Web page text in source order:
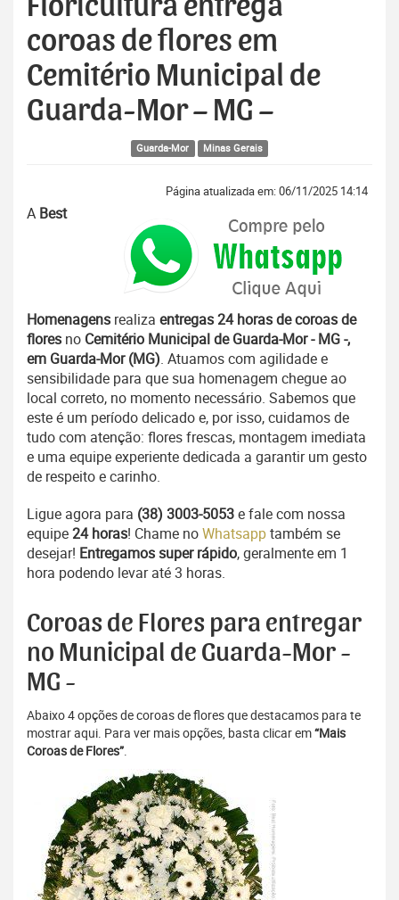
Floricultura entrega
coroas de flores em
Cemitério Municipal de
Guarda-Mor – MG –
Guarda-Mor Minas Gerais
Página atualizada em: 06/11/2025 14:14
A Best
Homenagens realiza entregas 24 horas de coroas de
flores no Cemitério Municipal de Guarda-Mor - MG -,
em Guarda-Mor (MG). Atuamos com agilidade e
sensibilidade para que sua homenagem chegue ao
local correto, no momento necessário. Sabemos que
este é um período delicado e, por isso, cuidamos de
tudo com atenção: flores frescas, montagem imediata
e uma equipe experiente dedicada a garantir um gesto
de respeito e carinho.
Ligue agora para (38) 3003-5053e fale com nossa
equipe24 horas! Chame noWhatsapptambém se
desejar! Entregamos super rápido, geralmente em 1
hora podendo levar até 3 horas.
Coroas de Flores para entregar
no Municipal de Guarda-Mor -
MG -
Abaixo 4 opções de coroas de flores que destacamos para te
mostrar aqui. Para ver mais opções, basta clicar em“Mais
Coroas de Flores”.